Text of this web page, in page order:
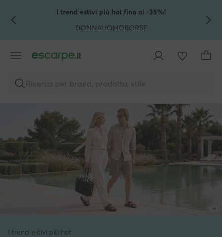
VAI AL CONTENUTO PRINCIPALE
VAI ALLA RICERCAI trend estivi più hot fino al -35%!
DONNAUOMOBORSE
Ricerca per brand, prodotto, stile
I trend estivi più hot